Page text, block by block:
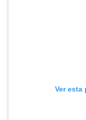
Ver esta